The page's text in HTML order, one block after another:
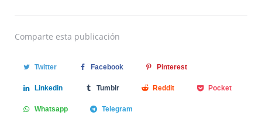
Comparte esta publicación
Twitter Facebook Pinterest
Linkedin Tumblr Reddit Pocket
Whatsapp Telegram